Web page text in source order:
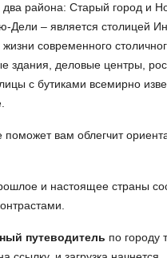
района: Старый город и
Дели – является столицей
жизни современного
здания, деловые центры,
с бутиками всемирно
вам облегчит
и настоящее страны
путеводитель по городу